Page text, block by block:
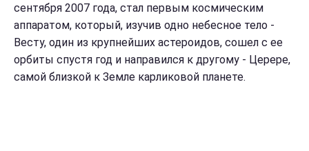
сентября 2007 года, стал первым космическим
аппаратом, который, изучив одно небесное тело -
Весту, один из крупнейших астероидов, сошел с ее
орбиты спустя год и направился к другому - Церере,
самой близкой к Земле карликовой планете.